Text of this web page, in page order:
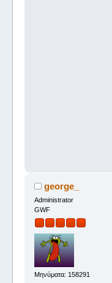
george_
Administrator
GWF
Μηνύματα: 158291